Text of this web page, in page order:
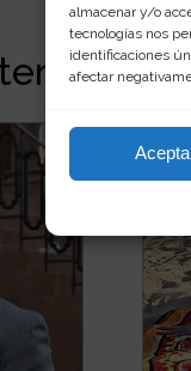
almacenar y/o
tecnologías nos
identificaciones
afectar